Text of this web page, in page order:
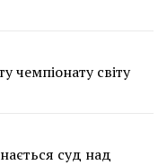
чемпіонату світу
суд над